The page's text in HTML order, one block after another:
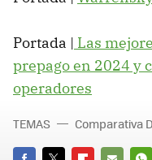
Portada | Las
prepago en 2024 y
operadores
TEMAS Comparativa